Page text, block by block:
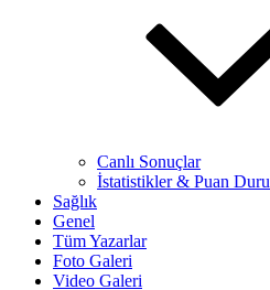
Canlı Sonuçlar
İstatistikler & Puan
Sağlık
Genel
Tüm Yazarlar
Foto Galeri
Video Galeri